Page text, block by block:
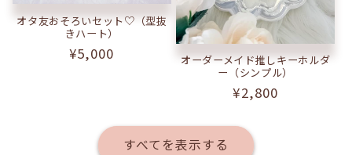
オタ友おそろいセット♡（型抜
きハート）
通
¥5,000
オーダーメイド推しキーホルダ
ー（シンプル）
通
価
¥2,800
すべてを表示する